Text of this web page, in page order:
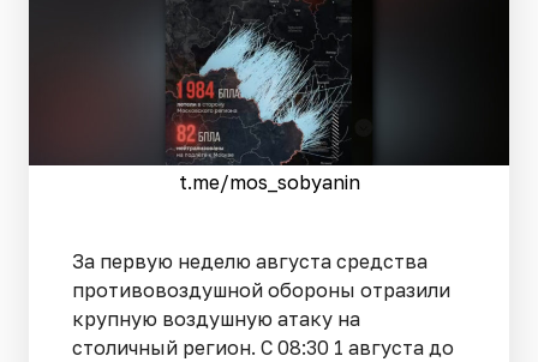
t.me/mos_sobyanin
За первую неделю августа средства
противовоздушной обороны отразили
крупную воздушную атаку на
столичный регион. С 08:30 1 августа до